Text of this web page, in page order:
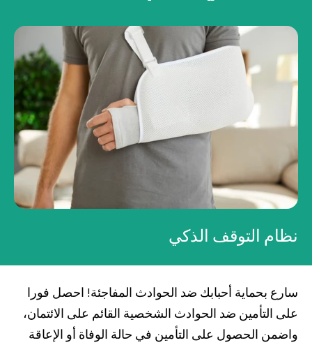
بطاقة صاغلام
تمويل السيارة
تمويل الإسكان
المزايا الضريبية
الائتمان الإيجاري
نظام التوقف الذكي
سارع بحماية أحبابك ضد الحوادث المفاجئة! احصل فورا
على التأمين ضد الحوادث الشخصية القائم على الائتمان،
واضمن الحصول على التأمين في حالة الوفاة أو الإعاقة